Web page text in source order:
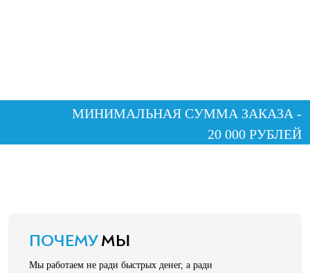
МИНИМАЛЬНАЯ СУММА ЗАКАЗА -
20 000 РУБЛЕЙ
ПОЧЕМУМЫ
Мы работаем не ради быстрых денег, а ради